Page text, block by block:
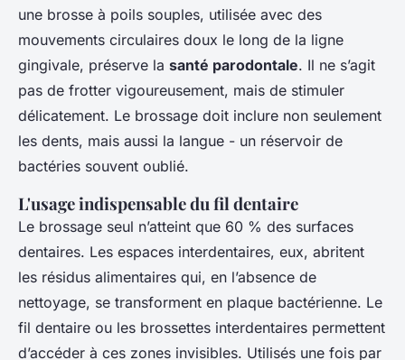
une brosse à poils souples, utilisée avec des
mouvements circulaires doux le long de la ligne
gingivale, préserve la santé parodontale. Il ne s’agit
pas de frotter vigoureusement, mais de stimuler
délicatement. Le brossage doit inclure non seulement
les dents, mais aussi la langue - un réservoir de
bactéries souvent oublié.
L'usage indispensable du fil dentaire
Le brossage seul n’atteint que 60 % des surfaces
dentaires. Les espaces interdentaires, eux, abritent
les résidus alimentaires qui, en l’absence de
nettoyage, se transforment en plaque bactérienne. Le
fil dentaire ou les brossettes interdentaires permettent
d’accéder à ces zones invisibles. Utilisés une fois par